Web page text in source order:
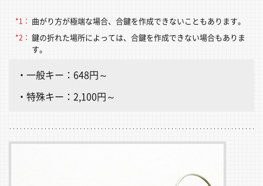
*1： 曲がり方が極端な場合、合鍵を作成できないこともあります。
*2： 鍵の折れた場所によっては、合鍵を作成できない場合もありま
す。
一般キー：648円～
特殊キー：2,100円～